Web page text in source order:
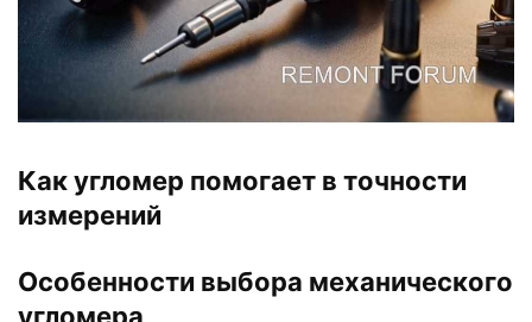
Как угломер помогает в точности
измерений
Особенности выбора механического
угломера